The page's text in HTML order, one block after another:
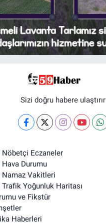
Sizi doğru habere ulaştırır
Nöbetçi Eczaneler
Durumu
Namaz Vakitleri
Yoğunluk Haritası
ve Fikstür
Haberleri